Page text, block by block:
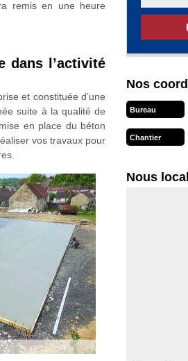
remis en une heure
dans l’activité
et constituée d’une
suite à la qualité de
en place du béton
vos travaux pour
Nos
Bureau
Chantier
Nous